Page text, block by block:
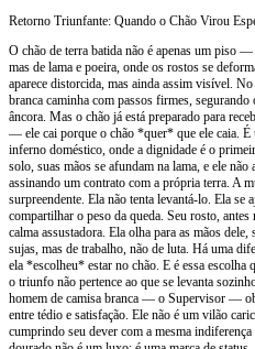
Retorno Triunfante: Quando o Chão Virou
O chão de terra batida não é apenas um piso
mas de lama e poeira, onde os rostos se
aparece distorcida, mas ainda assim visível.
branca caminha com passos firmes,
âncora. Mas o chão já está preparado para
— ele cai porque o chão *quer* que ele caia. É
inferno doméstico, onde a dignidade é o
solo, suas mãos se afundam na lama, e ele
assinando um contrato com a própria terra. A
surpreendente. Ela não tenta levantá-lo. Ela se
compartilhar o peso da queda. Seu rosto,
calma assustadora. Ela olha para as mãos
sujas, mas de trabalho, não de luta. Há uma
ela *escolheu* estar no chão. E é essa
o triunfo não pertence ao que se levanta
homem de camisa branca — o Supervisor —
entre tédio e satisfação. Ele não é um vilão
cumprindo seu dever com a mesma